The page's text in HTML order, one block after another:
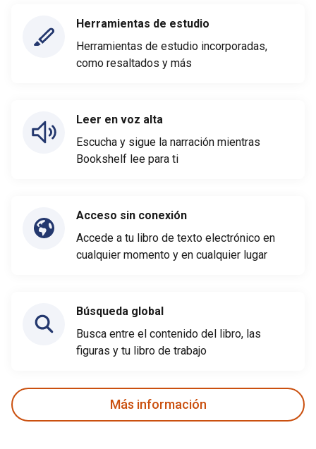
Herramientas de estudio
Herramientas de estudio incorporadas,
como resaltados y más
Leer en voz alta
Escucha y sigue la narración mientras
Bookshelf lee para ti
Acceso sin conexión
Accede a tu libro de texto electrónico en
cualquier momento y en cualquier lugar
Búsqueda global
Busca entre el contenido del libro, las
figuras y tu libro de trabajo
Más información